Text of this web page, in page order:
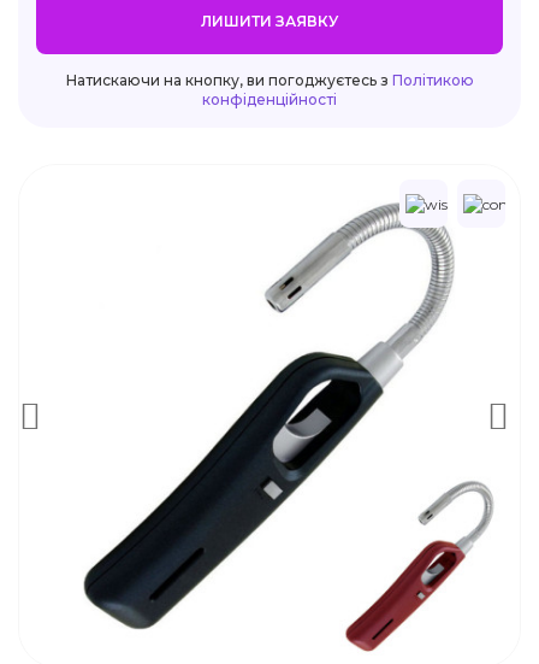
ЛИШИТИ ЗАЯВКУ
Натискаючи на кнопку, ви погоджуєтесь з Політикою
конфіденційності